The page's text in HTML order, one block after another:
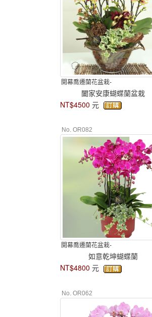
開幕喬遷蘭花盆栽-
闔家安康蝴蝶蘭盆栽
NT$4500 元
No. OR082
開幕喬遷蘭花盆栽-
如意乾坤蝴蝶蘭
NT$4800 元
No. OR062